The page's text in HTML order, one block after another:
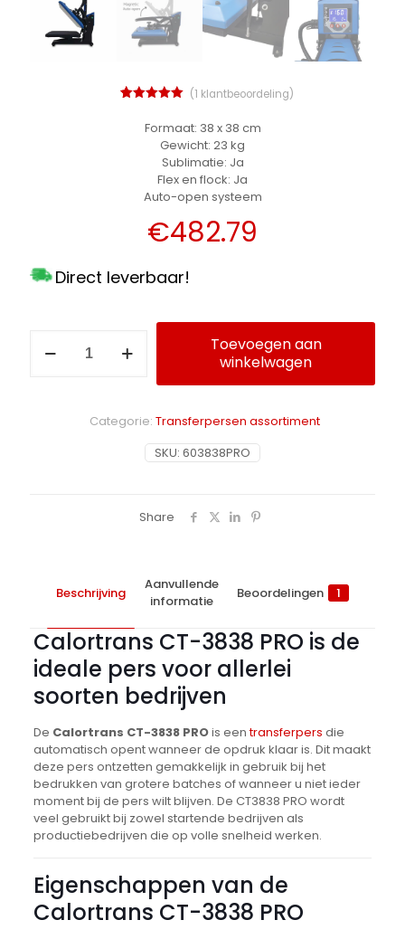
5.00op 5
gebaseerd
klant
waardering
(1 klantbeoordeling)
Formaat: 38 x 38 cm
Gewicht: 23 kg
Sublimatie: Ja
Flex en flock: Ja
Auto-open systeem
€482.79
Direct leverbaar!
Calortrans
Toevoegen aan
winkelwagen
Alternative:
SKU: 603838PRO
Categorie: Transferpersen assortiment
Share
Beschrijving
Aanvullende
informatie
Beoordelingen 1
Calortrans CT-3838 PRO is de
ideale pers voor allerlei
soorten bedrijven
De Calortrans CT-3838 PROis eentransferpers die
automatisch opent wanneer de opdruk klaar is. Dit maakt
deze pers ontzetten gemakkelijk in gebruik bij het
bedrukken van grotere batches of wanneer u niet ieder
moment bij de pers wilt blijven. De CT3838 PRO wordt
veel gebruikt bij zowel startende bedrijven als
productiebedrijven die op volle snelheid werken.
Eigenschappen van de
Calortrans CT-3838 PRO